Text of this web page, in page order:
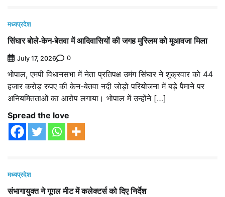
मध्यप्रदेश
सिंघार बोले-केन-बेतवा में आदिवासियों की जगह मुस्लिम को मुआवजा मिला
July 17, 2026 0
भोपाल, एमपी विधानसभा में नेता प्रतिपक्ष उमंग सिंघार ने शुक्रवार को 44
हजार करोड़ रुपए की केन-बेतवा नदी जोड़ो परियोजना में बड़े पैमाने पर
अनियमितताओं का आरोप लगाया। भोपाल में उन्होंने […]
Spread the love
मध्यप्रदेश
संभागायुक्त ने गूगल मीट में कलेक्टर्स को दिए निर्देश